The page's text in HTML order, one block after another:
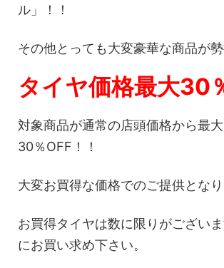
ル」！！
その他とっても大変豪華な商品が勢
タイヤ価格最大30
対象商品が通常の店頭価格から最
30％OFF！！
大変お買得な価格でのご提供となり
お買得タイヤは数に限りがござい
にお買い求め下さい。